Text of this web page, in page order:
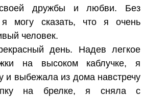
дружбы и любви. Без
могу сказать, что я очень
человек.
день. Надев легкое
на высоком каблучке, я
и выбежала из дома навстречу
на брелке, я сняла с